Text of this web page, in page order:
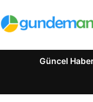
Güncel